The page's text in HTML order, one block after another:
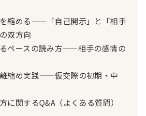
縮める——「自己開示」と「相手
双方向
ペースの読み方——相手の感情の
縮め実践——仮交際の初期・中
に関するQ&A（よくある質問）